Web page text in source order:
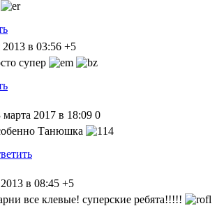
2013 в 03:56 +5
супер
марта 2017 в 18:09 0
Танюшка
в 08:45 +5
все клевые! суперские ребята!!!!!